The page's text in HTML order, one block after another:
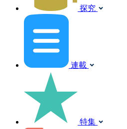
探究
連載
特集